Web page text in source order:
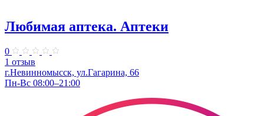
Любимая аптека. Аптеки
0
1 отзыв
г.Невинномысск, ул.Гагарина, 66
Пн-Вс 08:00–21:00